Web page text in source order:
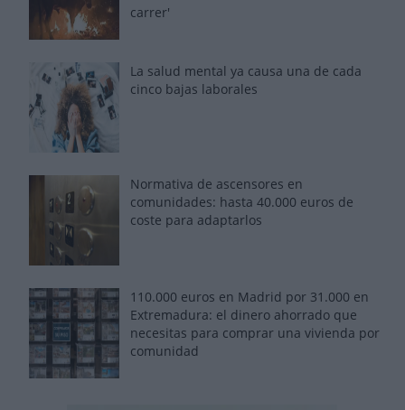
carrer'
La salud mental ya causa una de cada
cinco bajas laborales
Normativa de ascensores en
comunidades: hasta 40.000 euros de
coste para adaptarlos
110.000 euros en Madrid por 31.000 en
Extremadura: el dinero ahorrado que
necesitas para comprar una vivienda por
comunidad